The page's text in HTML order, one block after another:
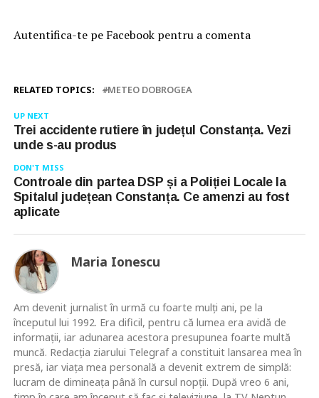
Autentifica-te pe Facebook pentru a comenta
RELATED TOPICS: METEO DOBROGEA
UP NEXT
Trei accidente rutiere în județul Constanța. Vezi
unde s-au produs
DON'T MISS
Controale din partea DSP și a Poliției Locale la
Spitalul județean Constanța. Ce amenzi au fost
aplicate
Maria Ionescu
Am devenit jurnalist în urmă cu foarte mulţi ani, pe la
începutul lui 1992. Era dificil, pentru că lumea era avidă de
informaţii, iar adunarea acestora presupunea foarte multă
muncă. Redacţia ziarului Telegraf a constituit lansarea mea în
presă, iar viaţa mea personală a devenit extrem de simplă:
lucram de dimineaţa până în cursul nopţii. După vreo 6 ani,